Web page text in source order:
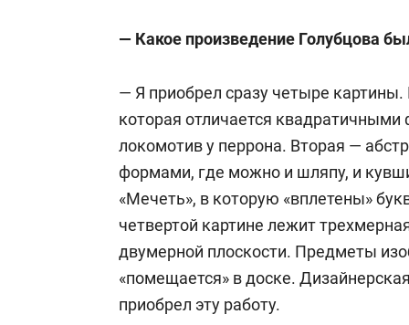
— Какое произведение Голубцова
— Я приобрел сразу четыре
которая отличается
локомотив у перрона. Вторая —
формами, где можно и шляпу, и
«Мечеть», в которую «вплетены»
четвертой картине лежит
двумерной плоскости. Предметы
«помещается» в доске.
приобрел эту работу.